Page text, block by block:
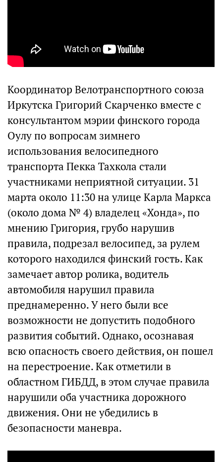
Координатор Велотранспортного союза
Иркутска Григорий Скарченко вместе с
консультантом мэрии финского города
Оулу по вопросам зимнего
использования велосипедного
транспорта Пекка Тахкола стали
участниками неприятной ситуации. 31
марта около 11:30 на улице Карла Маркса
(около дома № 4) владелец «Хонда», по
мнению Григория, грубо нарушив
правила, подрезал велосипед, за рулем
которого находился финский гость. Как
замечает автор ролика, водитель
автомобиля нарушил правила
преднамеренно. У него были все
возможности не допустить подобного
развития событий. Однако, осознавая
всю опасность своего действия, он пошел
на перестроение. Как отметили в
областном ГИБДД, в этом случае правила
нарушили оба участника дорожного
движения. Они не убедились в
безопасности маневра.